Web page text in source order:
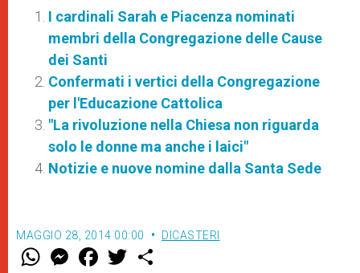
I cardinali Sarah e Piacenza nominati
membri della Congregazione delle Cause
dei Santi
Confermati i vertici della Congregazione
per l'Educazione Cattolica
"La rivoluzione nella Chiesa non riguarda
solo le donne ma anche i laici"
Notizie e nuove nomine dalla Santa Sede
MAGGIO 28, 2014 00:00 DICASTERI
W M
e
F
a w